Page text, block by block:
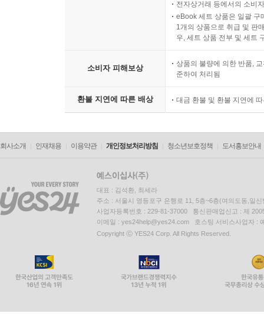
전자상거래 등에서의 소비
eBook 세트 상품은 일괄 구
1개의 상품으로 취급 및 판
우, 세트 상품 전부 및 세트
소비자 피해보상
상품의 불량에 의한 반품,
준하여 처리됨
환불 지연에 따른 배상 대금 환불 및 환불 지연에
회사소개 인재채용 이용약관 개인정보처리방침 청소년보호정책 도서홍보안내
대표 : 김석환, 최세라
주소 : 서울시 영등포구 은행로 11, 5층~6층(여의도동,일신
사업자등록번호 : 229-81-37000 통신판매업신고 : 제
이메일 : yes24help@yes24.com 호스팅 서비스사업자 :
Copyright ⓒ YES24 Corp. All Rights Reserved.